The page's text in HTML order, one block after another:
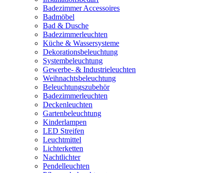
Badezimmer Accessoires
Badmöbel
Bad & Dusche
Badezimmerleuchten
Küche & Wassersysteme
Dekorationsbeleuchtung
Systembeleuchtung
Gewerbe- & Industrieleuchten
Weihnachtsbeleuchtung
Beleuchtungszubehör
Badezimmerleuchten
Deckenleuchten
Gartenbeleuchtung
Kinderlampen
LED Streifen
Leuchtmittel
Lichterketten
Nachtlichter
Pendelleuchten